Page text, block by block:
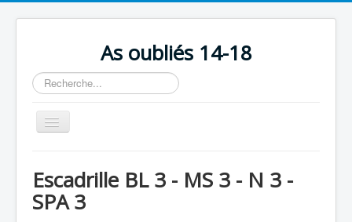
As oubliés 14-18
Rechercher
Basculer
la
Chronologie
Escadrilles
Escadrille BL 3 - MS 3 - N 3 -
SPA 3